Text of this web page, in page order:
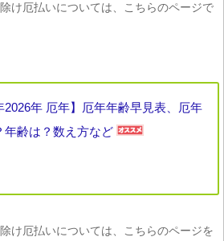
け厄払いについては、こちらのページで
2026年 厄年】厄年年齢早見表、厄年
年齢は？数え方など
け厄払いについては、こちらのページを